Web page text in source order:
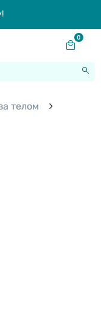
0
телом